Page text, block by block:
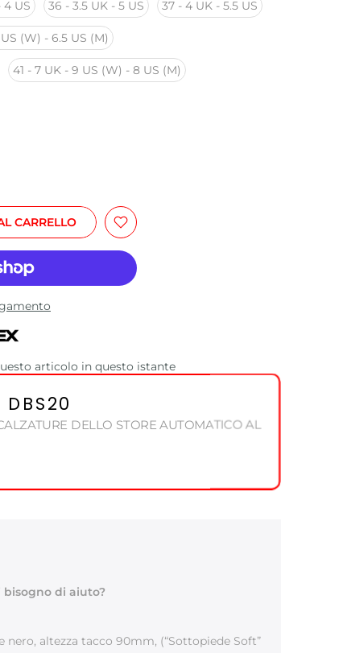
4 US 36 - 3.5 UK - 5 US 37 - 4 UK - 5.5 US
(W) - 6.5 US (M)
41 - 7 UK - 9 US (W) - 8 US (M)
CARRELLO
articolo in questo istante
DBS20
DELLO STORE AUTOMATICO AL
bisogno di aiuto?
altezza tacco 90mm, (“Sottopiede Soft”